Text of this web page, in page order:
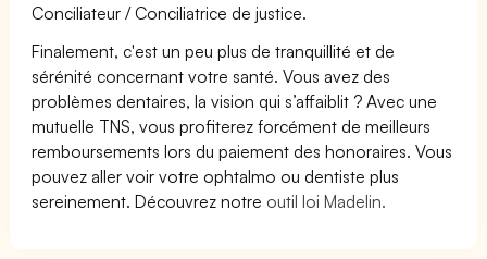
Conciliateur / Conciliatrice de justice.
Finalement, c'est un peu plus de tranquillité et de
sérénité concernant votre santé. Vous avez des
problèmes dentaires, la vision qui s’affaiblit ? Avec une
mutuelle TNS, vous profiterez forcément de meilleurs
remboursements lors du paiement des honoraires. Vous
pouvez aller voir votre ophtalmo ou dentiste plus
sereinement. Découvrez notre outil loi Madelin.